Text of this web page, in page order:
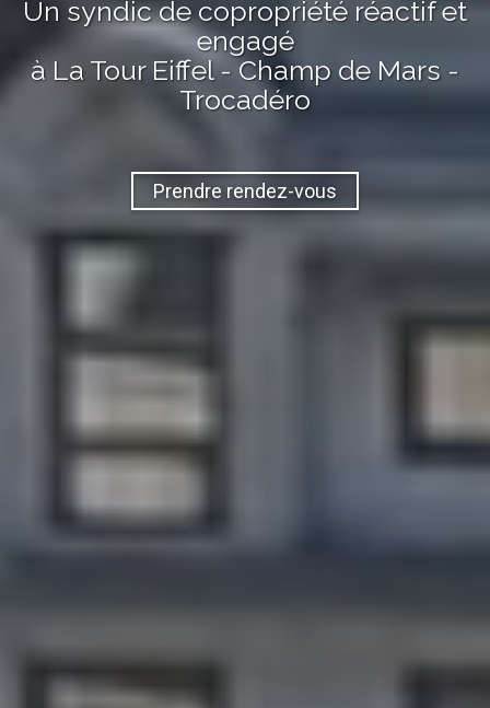
Un syndic de copropriété réactif et
engagé
à La Tour Eiffel - Champ de Mars -
Trocadéro
Prendre rendez-vous